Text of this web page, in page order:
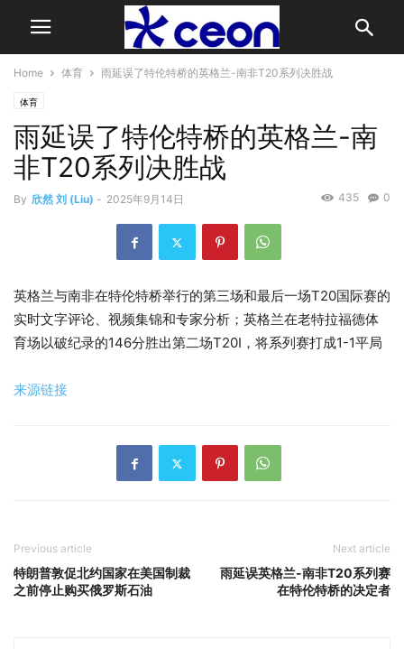
Home 体育 雨延误了特伦特桥的英格兰-南非T20系列决胜战
体育
雨延误了特伦特桥的英格兰-南
非T20系列决胜战
By 欣然 刘 (Liu) - 2025年9月14日 0
435
英格兰与南非在特伦特桥举行的第三场和最后一场T20国际赛的
实时文字评论、视频集锦和专家分析；英格兰在老特拉福德体
育场以破纪录的146分胜出第二场T20I，将系列赛打成1-1平局
来源链接
Previous article
特朗普敦促北约国家在美国制裁
之前停止购买俄罗斯石油
Next article
雨延误英格兰-南非T20系列赛
在特伦特桥的决定者